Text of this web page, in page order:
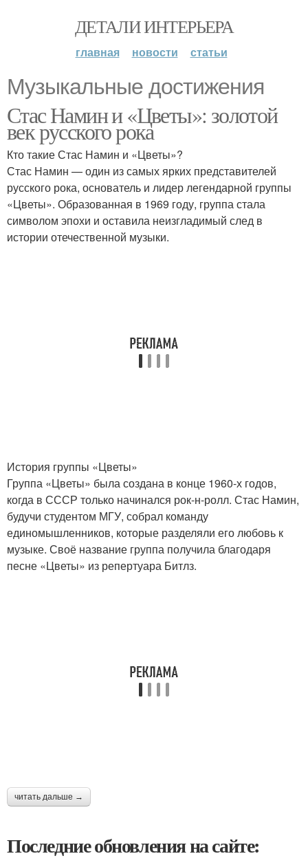
ДЕТАЛИ ИНТЕРЬЕРА
главная новости статьи
Музыкальные достижения
Стас Намин и «Цветы»: золотой
век русского рока
Кто такие Стас Намин и «Цветы»?
Стас Намин — один из самых ярких представителей
русского рока, основатель и лидер легендарной группы
«Цветы». Образованная в 1969 году, группа стала
символом эпохи и оставила неизгладимый след в
истории отечественной музыки.
История группы «Цветы»
Группа «Цветы» была создана в конце 1960-х годов,
когда в СССР только начинался рок-н-ролл. Стас Намин,
будучи студентом МГУ, собрал команду
единомышленников, которые разделяли его любовь к
музыке. Своё название группа получила благодаря
песне «Цветы» из репертуара Битлз.
читать дальше →
Последние обновления на сайте: